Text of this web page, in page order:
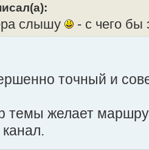
слышу - с чего бы
точный и
темы желает